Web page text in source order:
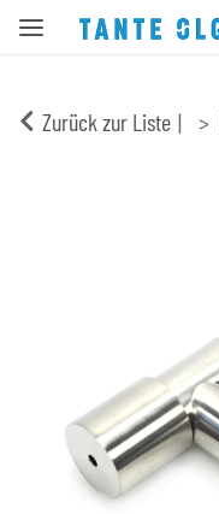
Zurück zur Liste